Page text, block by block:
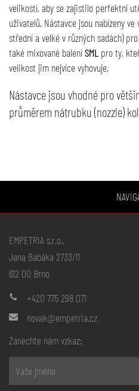
velikostí, aby se zajistilo perfektní
uživatelů. Nástavce jsou nabízeny
střední a velké v různých sadách)
také mixované baleníSML pro ty,
velikost jim nejvíce vyhovuje.
Nástavce jsou vhodné pro
průměrem nátrubku (nozzle)
EMPETRIA s.r.o.,
Jana Babáka 2733/11
612 00 Brno
+420 775 298 071
novak@empetria.cz
Zanechte nám vzkaz: